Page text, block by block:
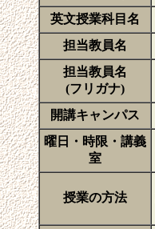
英文授業科目名
担当教員名
担当教員名
(フリガナ)
開講キャンパス
曜日・時限・講義
室
授業の方法